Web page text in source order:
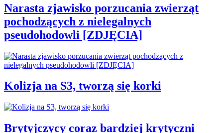
Narasta zjawisko porzucania zwierząt
pochodzących z nielegalnych
pseudohodowli [ZDJĘCIA]
Kolizja na S3, tworzą się korki
Brytyjczycy coraz bardziej krytyczni